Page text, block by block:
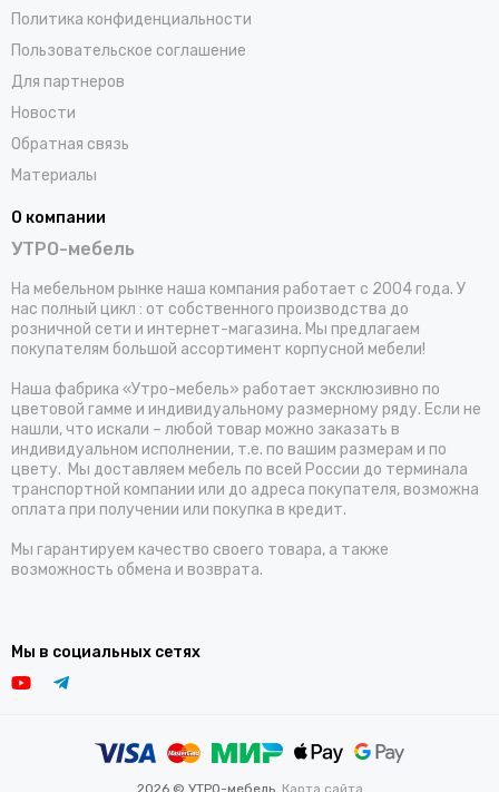
Политика конфиденциальности
Пользовательское соглашение
Для партнеров
Новости
Обратная связь
Материалы
О компании
УТРО-мебель
На мебельном рынке наша компания работает с 2004 года. У
нас полный цикл : от собственного производства до
розничной сети и интернет-магазина. Мы предлагаем
покупателям большой ассортимент корпусной мебели!
Наша фабрика «Утро-мебель» работает эксклюзивно по
цветовой гамме и индивидуальному размерному ряду. Если не
нашли, что искали – любой товар можно заказать в
индивидуальном исполнении, т.е. по вашим размерам и по
цвету. Мы доставляем мебель по всей России до терминала
транспортной компании или до адреса покупателя, возможна
оплата при получении или покупка в кредит.
Мы гарантируем качество своего товара, а также
возможность обмена и возврата.
Мы в социальных сетях